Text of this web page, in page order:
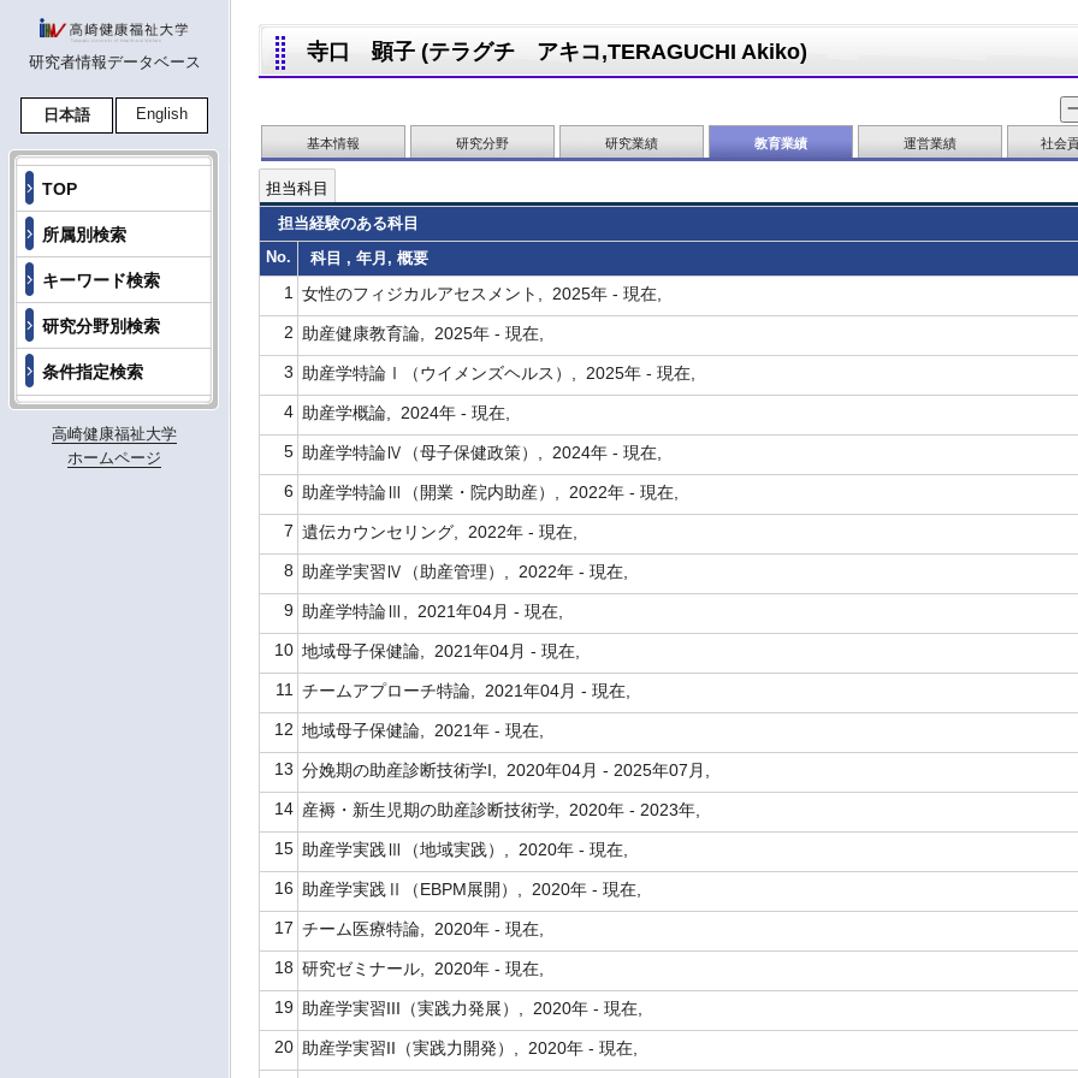
研究者情報データベース
日本語 English
TOP
所属別検索
キーワード検索
研究分野別検索
条件指定検索
高崎健康福祉大学
ホームページ
寺口 顕子 (テラグチ アキコ,TERAGUCHI Akiko)
基本情報 研究分野 研究業績 教育業績 運営業績 社会
担当科目
担当経験のある科目
No.
科目 , 年月, 概要
1
女性のフィジカルアセスメント, 2025年 - 現在,
2 助産健康教育論, 2025年 - 現在,
3 助産学特論Ⅰ（ウイメンズヘルス）, 2025年 - 現在,
4 助産学概論, 2024年 - 現在,
5 助産学特論Ⅳ（母子保健政策）, 2024年 - 現在,
6 助産学特論Ⅲ（開業・院内助産）, 2022年 - 現在,
7 遺伝カウンセリング, 2022年 - 現在,
8 助産学実習Ⅳ（助産管理）, 2022年 - 現在,
9 助産学特論Ⅲ, 2021年04月 - 現在,
10 地域母子保健論, 2021年04月 - 現在,
11
チームアプローチ特論, 2021年04月 - 現在,
12 地域母子保健論, 2021年 - 現在,
13 分娩期の助産診断技術学I, 2020年04月 - 2025年07月,
14 産褥・新生児期の助産診断技術学, 2020年 - 2023年,
15 助産学実践Ⅲ（地域実践）, 2020年 - 現在,
16 助産学実践Ⅱ（EBPM展開）, 2020年 - 現在,
17 チーム医療特論, 2020年 - 現在,
18 研究ゼミナール, 2020年 - 現在,
19 助産学実習III（実践力発展）, 2020年 - 現在,
20 助産学実習II（実践力開発）, 2020年 - 現在,